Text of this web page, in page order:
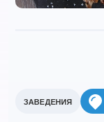
ЗАВЕДЕНИЯ